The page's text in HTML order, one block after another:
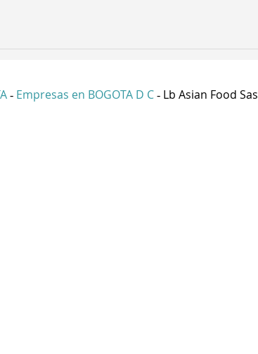
- Empresas en BOGOTA D C - Lb Asian Food Sas